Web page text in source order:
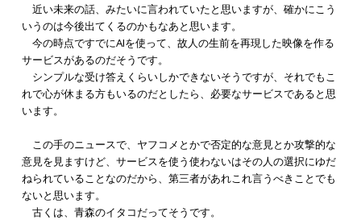
近い未来の話、みたいに言われていたと思いますが、確かにこう
いうのは今後出てくるのかもなあと思います。
今の時点ですでにAIを使って、故人の生前を再現した映像を作る
サービスがあるのだそうです。
シンプルな受け答えくらいしかできないそうですが、それでもこ
れで心が休まる方もいるのだとしたら、必要なサービスであると思
います。
この手のニュースで、ヤフコメとかで否定的な意見とか攻撃的な
意見を見ますけど、サービスを使う使わないはその人の選択にゆだ
ねられていることなのだから、第三者があれこれ言うべきことでも
ないと思います。
古くは、青森のイタコだってそうです。